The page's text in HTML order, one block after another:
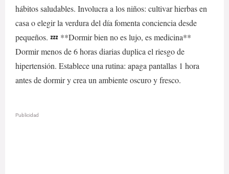
hábitos saludables. Involucra a los niños: cultivar hierbas en
casa o elegir la verdura del día fomenta conciencia desde
pequeños. 💤 **Dormir bien no es lujo, es medicina**
Dormir menos de 6 horas diarias duplica el riesgo de
hipertensión. Establece una rutina: apaga pantallas 1 hora
antes de dormir y crea un ambiente oscuro y fresco.
Publicidad